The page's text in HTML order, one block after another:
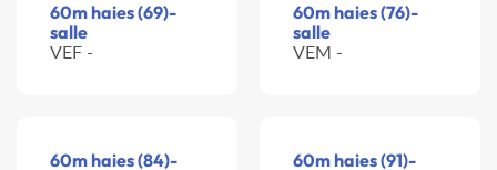
60m haies (69)-
salle
VEF -
60m haies (76)-
salle
VEM -
60m haies (84)-
60m haies (91)-